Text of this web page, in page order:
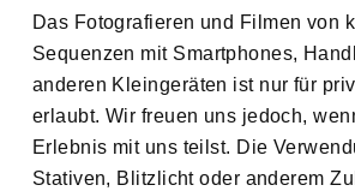
Das Fotografieren und Filmen von
Sequenzen mit Smartphones,
anderen Kleingeräten ist nur für
erlaubt. Wir freuen uns jedoch,
Erlebnis mit uns teilst. Die
Stativen, Blitzlicht oder anderem